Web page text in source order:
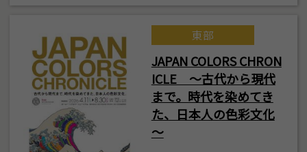
東部
JAPAN COLORS CHRON
ICLE ～古代から現代
まで。時代を染めてき
た、日本人の色彩文化
～